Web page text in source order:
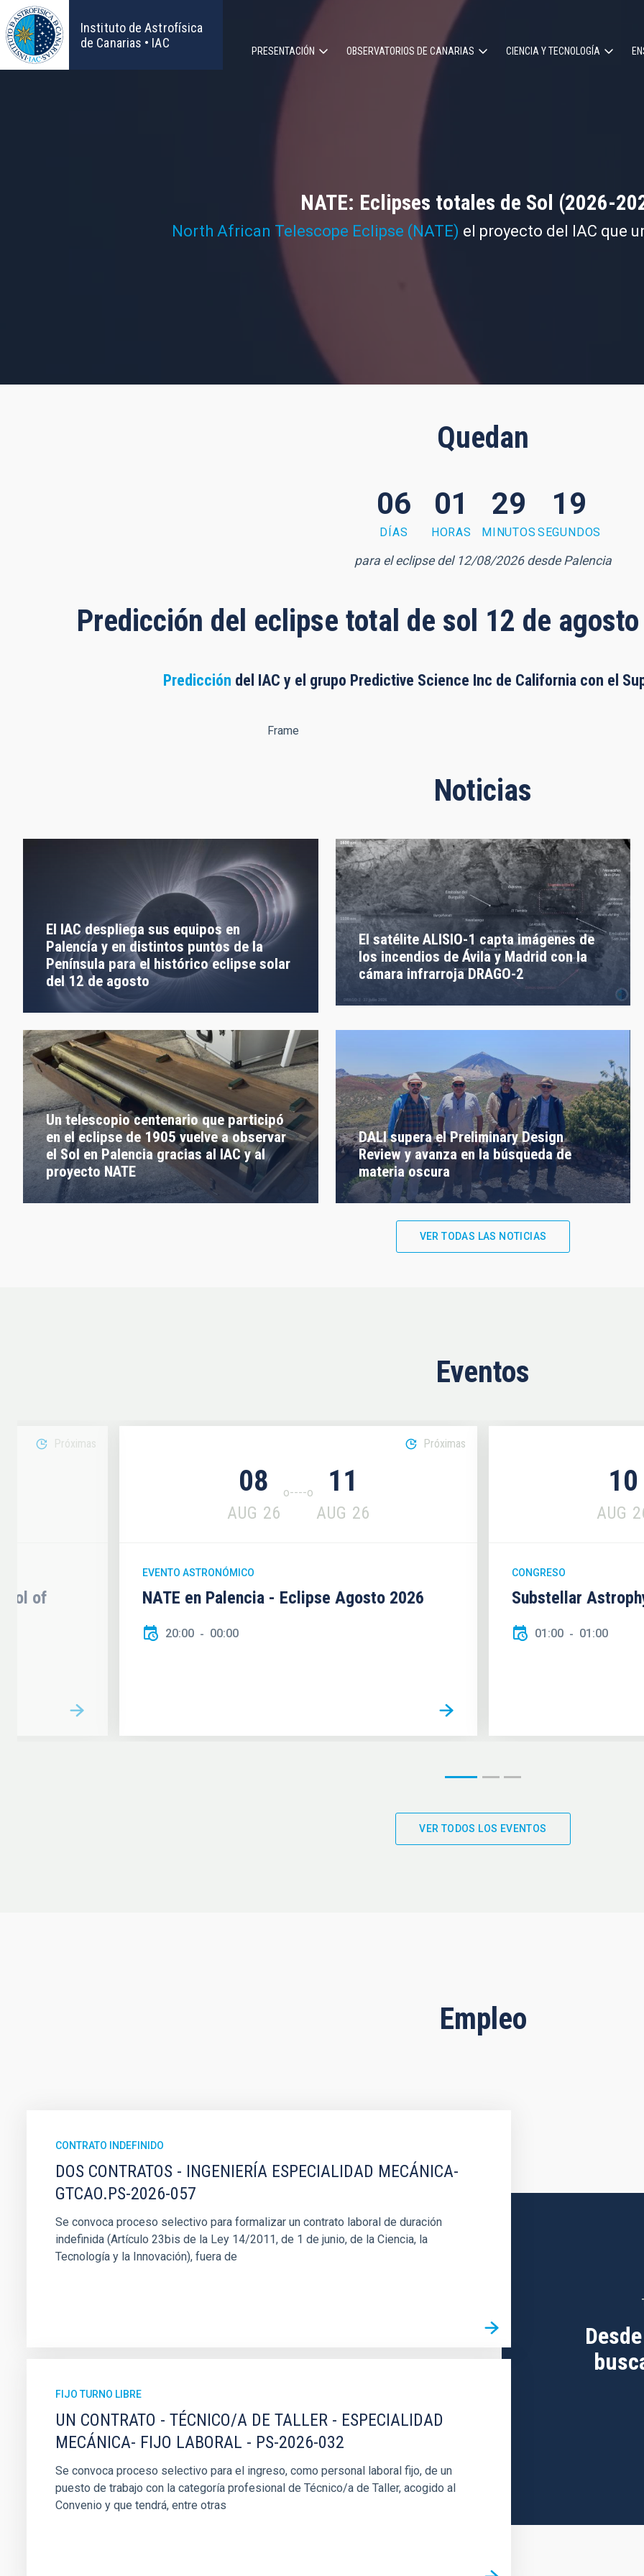
Pasar
al
contenido
principal
Instituto de Astrofísica
de Canarias • IAC
Navegación
principal
PRESENTACIÓN OBSERVATORIOS DE CANARIAS CIENCIA Y TECNOLOGÍA
NATE: Eclipses totales de Sol (2026-
North African Telescope Eclipse (NATE) el proyecto del IAC que
Quedan
06
DÍAS
01
HORAS
29
MINUTOS
18
SEGUNDOS
para el eclipse del 12/08/2026 desde Palencia
Predicción del eclipse total de sol 12 de
Predicción del IAC y el grupo Predictive Science Inc de California con el
Frame
Noticias
El IAC despliega sus equipos en
Palencia y en distintos puntos de la
Península para el histórico eclipse solar
del 12 de agosto
El satélite ALISIO-1 capta imágenes de
los incendios de Ávila y Madrid con la
cámara infrarroja DRAGO-2
Un telescopio centenario que participó
en el eclipse de 1905 vuelve a observar
el Sol en Palencia gracias al IAC y al
proyecto NATE
DALI supera el Preliminary Design
Review y avanza en la búsqueda de
materia oscura
VER TODAS LAS NOTICIAS
Eventos
Próximas
of
08
AUG 26
11
AUG 26
Próximas
EVENTO ASTRONÓMICO
NATE en Palencia - Eclipse Agosto 2026
20:00 00:00
10
AUG
CONGRESO
Substellar
01:00 01:00
VER TODOS LOS EVENTOS
Empleo
CONTRATO INDEFINIDO
DOS CONTRATOS - INGENIERÍA ESPECIALIDAD MECÁNICA-
GTCAO.PS-2026-057
Se convoca proceso selectivo para formalizar un contrato laboral de duración
indefinida (Artículo 23bis de la Ley 14/2011, de 1 de junio, de la Ciencia, la
Tecnología y la Innovación), fuera de
FIJO TURNO LIBRE
UN CONTRATO - TÉCNICO/A DE TALLER - ESPECIALIDAD
MECÁNICA- FIJO LABORAL - PS-2026-032
Se convoca proceso selectivo para el ingreso, como personal laboral fijo, de un
puesto de trabajo con la categoría profesional de Técnico/a de Taller, acogido al
Convenio y que tendrá, entre otras